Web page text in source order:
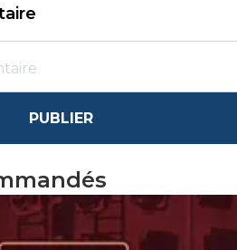
PUBLIER